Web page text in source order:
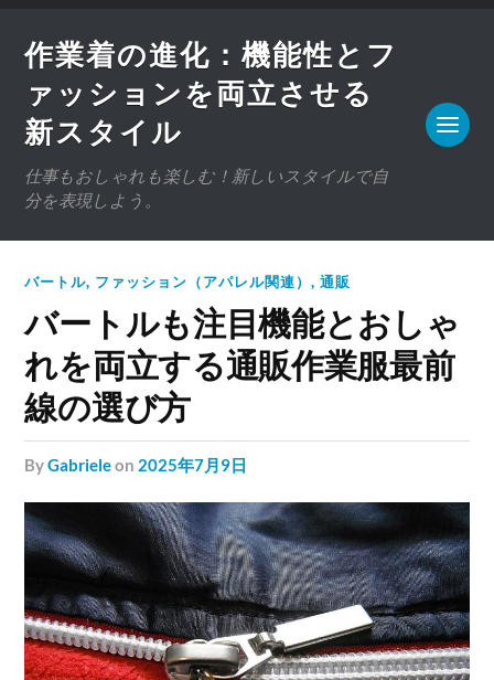
作業着の進化：機能性とフ
ァッションを両立させる
新スタイル
仕事もおしゃれも楽しむ！新しいスタイルで自
分を表現しよう。
バートル, ファッション（アパレル関連）,通販
バートルも注目機能とおしゃ
れを両立する通販作業服最前
線の選び方
byGabrieleon 2025年7月9日